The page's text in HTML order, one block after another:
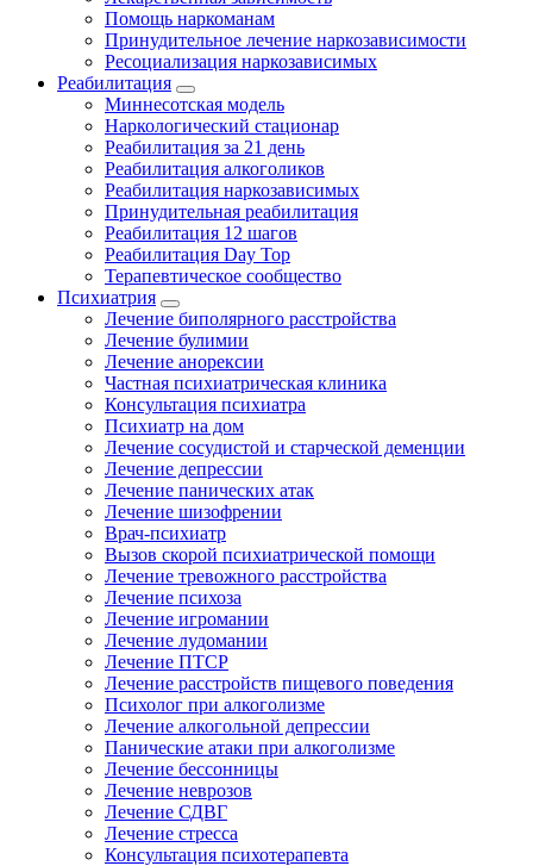
Помощь наркоманам
Принудительное лечение наркозависимости
Ресоциализация наркозависимых
Реабилитация
Миннесотская модель
Наркологический стационар
Реабилитация за 21 день
Реабилитация алкоголиков
Реабилитация наркозависимых
Принудительная реабилитация
Реабилитация 12 шагов
Реабилитация Day Top
Терапевтическое сообщество
Психиатрия
Лечение биполярного расстройства
Лечение булимии
Лечение анорексии
Частная психиатрическая клиника
Консультация психиатра
Психиатр на дом
Лечение сосудистой и старческой деменции
Лечение депрессии
Лечение панических атак
Лечение шизофрении
Врач-психиатр
Вызов скорой психиатрической помощи
Лечение тревожного расстройства
Лечение психоза
Лечение игромании
Лечение лудомании
Лечение ПТСР
Лечение расстройств пищевого поведения
Психолог при алкоголизме
Лечение алкогольной депрессии
Панические атаки при алкоголизме
Лечение бессонницы
Лечение неврозов
Лечение СДВГ
Лечение стресса
Консультация психотерапевта